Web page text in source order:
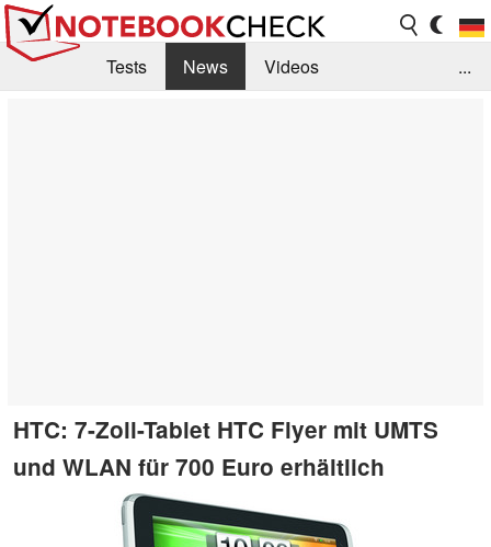
Tests News
Videos
...
HTC: 7-Zoll-Tablet HTC Flyer mit UMTS
und WLAN für 700 Euro erhältlich